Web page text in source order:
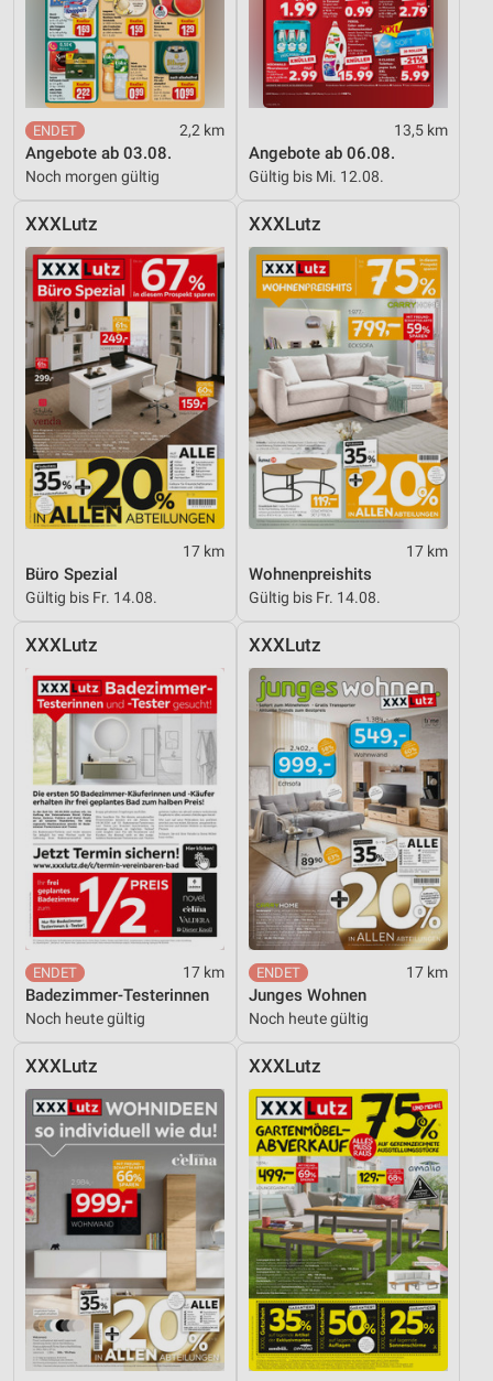
2,2 km
Angebote ab 03.08.
Noch morgen gültig
13,5 km
Angebote ab 06.08.
Gültig bis Mi. 12.08.
XXXLutz
17 km
Büro Spezial
Gültig bis Fr. 14.08.
XXXLutz
17 km
Wohnenpreishits
Gültig bis Fr. 14.08.
XXXLutz
17 km
Badezimmer-Testerinnen
Noch heute gültig
XXXLutz
17 km
Junges Wohnen
Noch heute gültig
XXXLutz XXXLutz